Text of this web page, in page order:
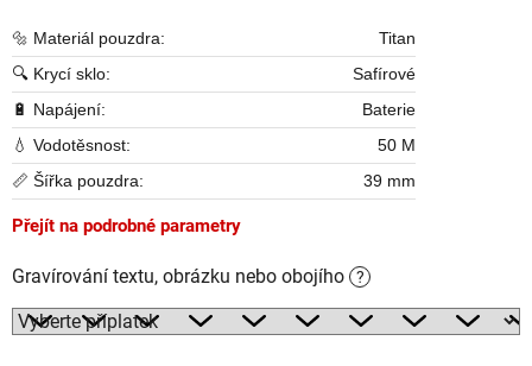
🔩 Materiál pouzdra:
Titan
🔍 Krycí sklo:
Safírové
🔋 Napájení:
Baterie
💧 Vodotěsnost:
50 M
📏 Šířka pouzdra:
39 mm
Přejít na podrobné parametry
Gravírování textu, obrázku nebo obojího ?